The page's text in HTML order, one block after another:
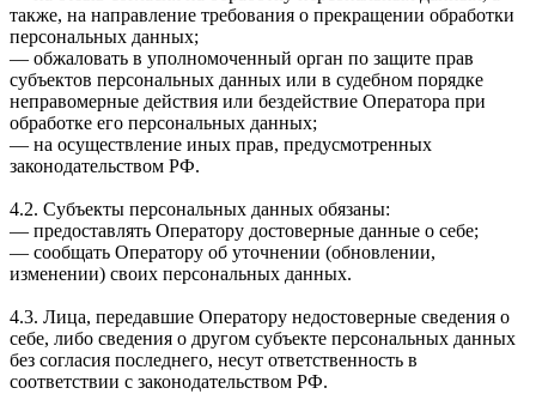
также, на направление требования о прекращении обработки
персональных данных;
— обжаловать в уполномоченный орган по защите прав
субъектов персональных данных или в судебном порядке
неправомерные действия или бездействие Оператора при
обработке его персональных данных;
— на осуществление иных прав, предусмотренных
законодательством РФ.
4.2. Субъекты персональных данных обязаны:
— предоставлять Оператору достоверные данные о себе;
— сообщать Оператору об уточнении (обновлении,
изменении) своих персональных данных.
4.3. Лица, передавшие Оператору недостоверные сведения о
себе, либо сведения о другом субъекте персональных данных
без согласия последнего, несут ответственность в
соответствии с законодательством РФ.